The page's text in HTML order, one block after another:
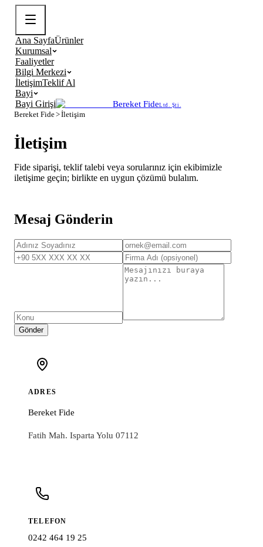
Ana SayfaÜrünler
Kurumsal
Faaliyetler
Bilgi Merkezi
İletişimTeklif Al
Bayi
Bayi Girişi
Bereket FideLtd. Şti.
Bereket Fide>İletişim
İletişim
Fide siparişi, teklif talebi veya sorularınız için ekibimizle
iletişime geçin; birlikte en uygun çözümü bulalım.
Mesaj Gönderin
Gönder
ADRES
Bereket Fide
Fatih Mah. Isparta Yolu 07112
TELEFON
0242 464 19 25